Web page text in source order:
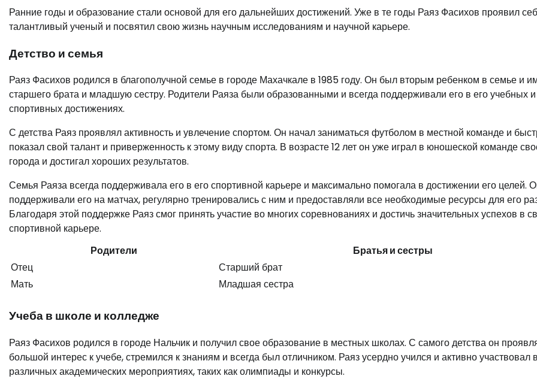
Ранние годы и образование стали основой для его дальнейших достижений. Уже в те годы Раяз Фасихов проявил
талантливый ученый и посвятил свою жизнь научным исследованиям и научной карьере.
Детство и семья
Раяз Фасихов родился в благополучной семье в городе Махачкале в 1985 году. Он был вторым ребенком в семье и
старшего брата и младшую сестру. Родители Раяза были образованными и всегда поддерживали его в его учебных и
спортивных достижениях.
С детства Раяз проявлял активность и увлечение спортом. Он начал заниматься футболом в местной команде и
показал свой талант и приверженность к этому виду спорта. В возрасте 12 лет он уже играл в юношеской команде
города и достигал хороших результатов.
Семья Раяза всегда поддерживала его в его спортивной карьере и максимально помогала в достижении его целей.
поддерживали его на матчах, регулярно тренировались с ним и предоставляли все необходимые ресурсы для его
Благодаря этой поддержке Раяз смог принять участие во многих соревнованиях и достичь значительных успехов в
спортивной карьере.
Родители
Братья и сестры
Отец
Старший брат
Мать
Младшая сестра
Учеба в школе и колледже
Раяз Фасихов родился в городе Нальчик и получил свое образование в местных школах. С самого детства он
большой интерес к учебе, стремился к знаниям и всегда был отличником. Раяз усердно учился и активно участвовал в
различных академических мероприятиях, таких как олимпиады и конкурсы.